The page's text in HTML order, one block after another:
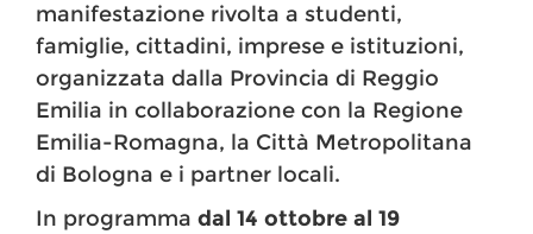
manifestazione rivolta a studenti,
famiglie, cittadini, imprese e istituzioni,
organizzata dalla Provincia di Reggio
Emilia in collaborazione con la Regione
Emilia-Romagna, la Città Metropolitana
di Bologna e i partner locali.
In programma dal 14 ottobre al 19